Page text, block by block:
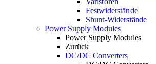
Festwiderstände
Shunt-Widerstände
Power Supply Modules
Power Supply Modules
Zurück
DC/DC Converters